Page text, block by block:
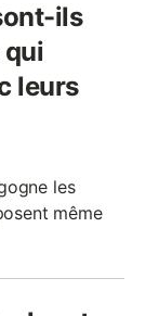
ils
qui
leurs
les
même